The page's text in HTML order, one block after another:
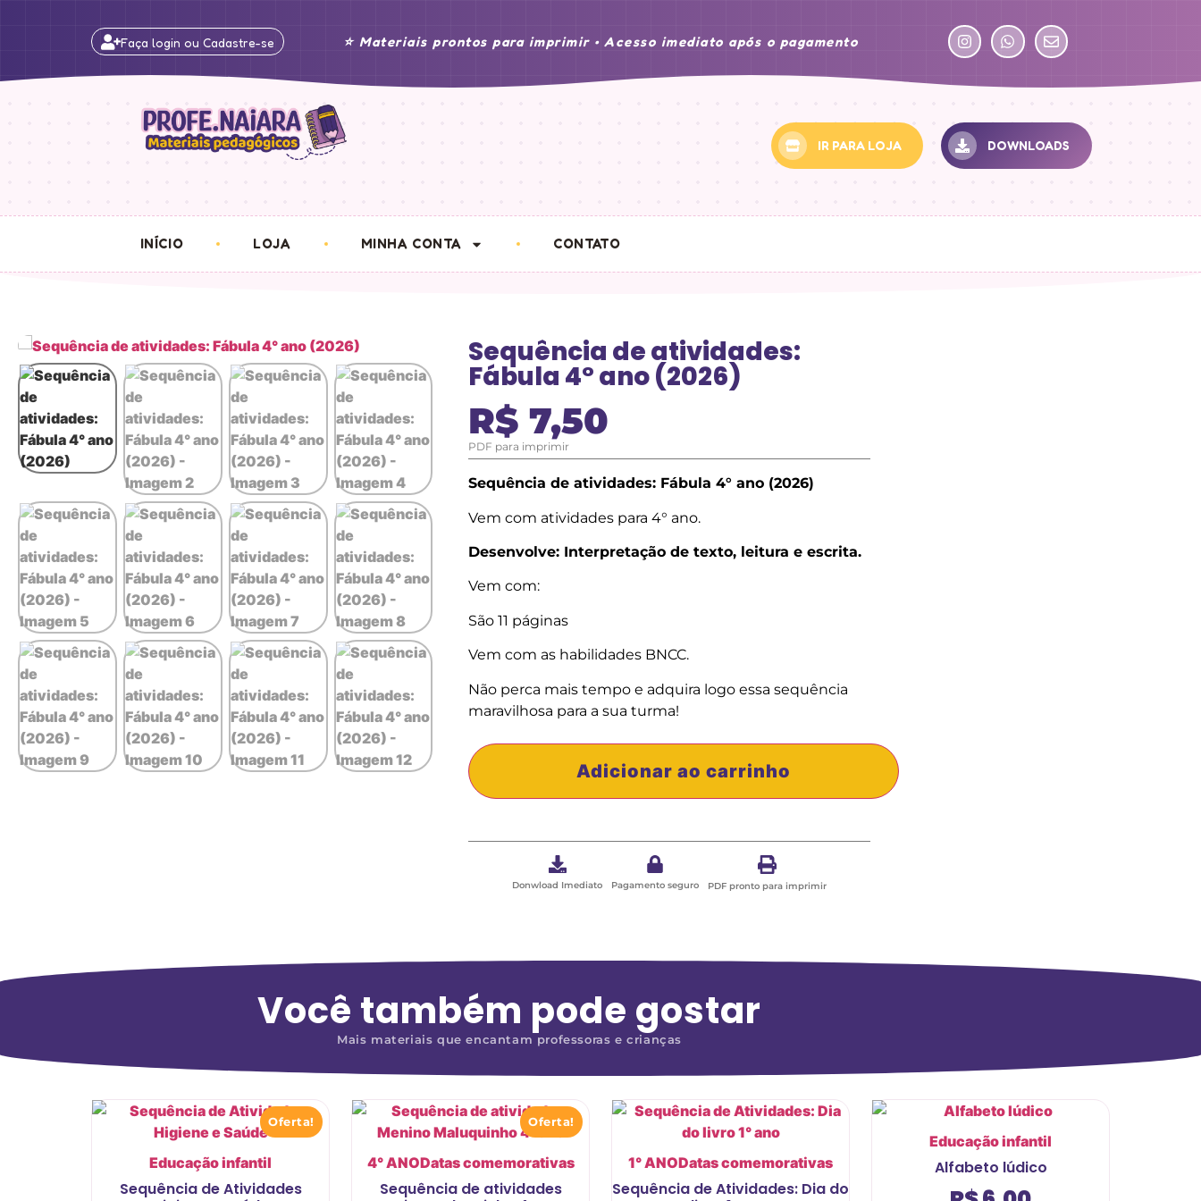
⭐ Materiais prontos para imprimir • Acesso imediato após o pagamento
Faça login ou Cadastre-se
IR PARA LOJA DOWNLOADS
INÍCIO LOJA MINHA CONTA CONTATO
Sequência de atividades:
Fábula 4° ano (2026)
R$ 7,50
PDF para imprimir
Sequência de atividades: Fábula 4° ano (2026)
Vem com atividades para 4° ano.
Desenvolve: Interpretação de texto, leitura e escrita.
Vem com:
São 11 páginas
Vem com as habilidades BNCC.
Não perca mais tempo e adquira logo essa sequência
maravilhosa para a sua turma!
Adicionar ao carrinho
Donwload Imediato Pagamento seguro PDF pronto para imprimir
Você também pode gostar
Mais materiais que encantam professoras e crianças
Oferta!
Educação infantil
Sequência de Atividades
Oferta!
4° ANODatas comemorativas
Sequência de atividades
1° ANODatas comemorativas
Sequência de Atividades: Dia do
Educação infantil
Alfabeto lúdico